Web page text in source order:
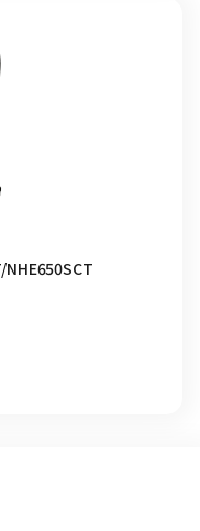
NHE650SCT